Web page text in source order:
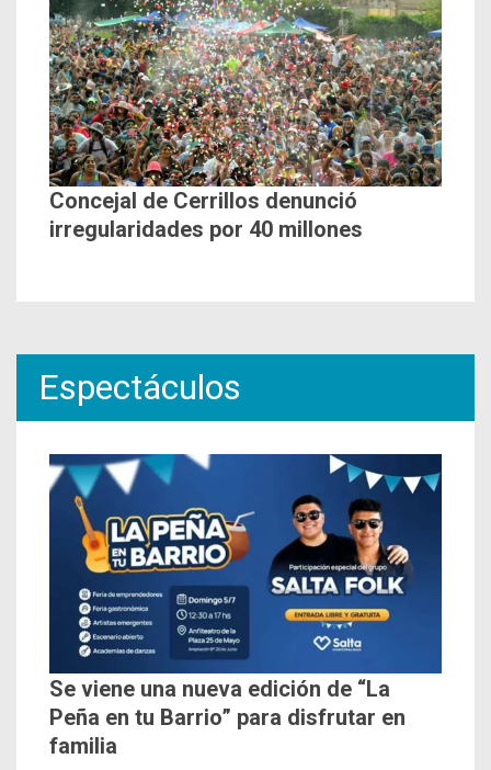
Concejal de Cerrillos denunció
irregularidades por 40 millones
Espectáculos
Se viene una nueva edición de “La
Peña en tu Barrio” para disfrutar en
familia